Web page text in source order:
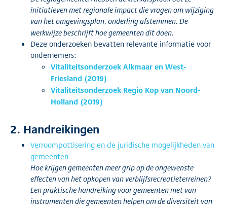
initiatieven met regionale impact die vragen om wijziging
van het omgevingsplan, onderling afstemmen. De
werkwijze beschrijft hoe gemeenten dit doen.
Deze onderzoeken bevatten relevante informatie voor
ondernemers:
Vitaliteitsonderzoek Alkmaar en West-
Friesland (2019)
Vitaliteitsonderzoek Regio Kop van Noord-
Holland (2019)
2. Handreikingen
Verroompottisering en de juridische mogelijkheden van
gemeenten
Hoe krijgen gemeenten meer grip op de ongewenste
effecten van het opkopen van verblijfsrecreatieterreinen?
Een praktische handreiking voor gemeenten met van
instrumenten die gemeenten helpen om de diversiteit van